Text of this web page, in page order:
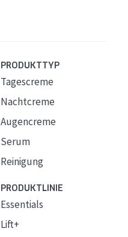
PRODUKTTYP
Tagescreme
Nachtcreme
Augencreme
Serum
Reinigung
PRODUKTLINIE
Essentials
Lift+